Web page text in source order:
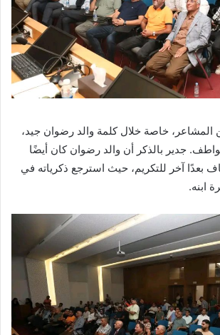
المشاعر، خاصة خلال كلمة والد رضوان جيد،
جدير بالذكر أن والد رضوان كان أيضًا
بعدًا آخر للتكريم، حيث استرجع ذكرياته في
ابنه.